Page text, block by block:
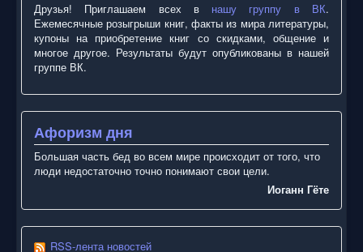
Друзья! Приглашаем всех в нашу группу в ВК.
Ежемесячные розыгрыши книг, факты из мира литературы,
купоны на приобретение книг со скидками, общение и
многое другое. Результаты будут опубликованы в нашей
группе ВК.
Афоризм дня
Большая часть бед во всем мире происходит от того, что
люди недостаточно точно понимают свои цели.
Иоганн Гёте
RSS-лента новостей